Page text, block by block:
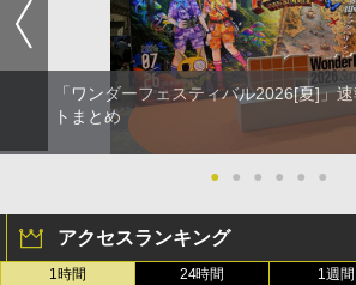
「ワンダーフェスティバル2026[夏]」
トまとめ
● ● ● ● ● ●
アクセスランキング
1時間 24時間 1週間